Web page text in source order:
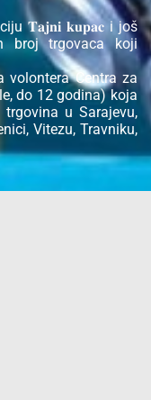
𝐓𝐚𝐣𝐧𝐢 𝐤𝐮𝐩𝐚𝐜 i još
broj trgovaca koji
volontera Centra za
do 12 godina) koja
u Sarajevu,
Vitezu, Travniku,